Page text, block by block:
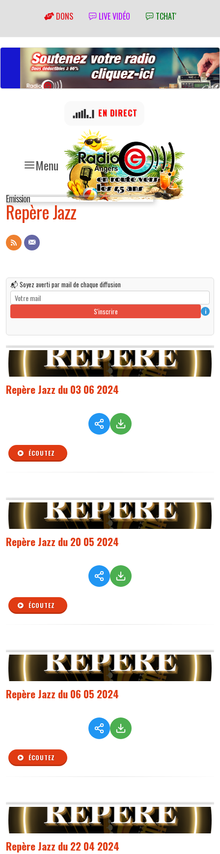
DONS LIVE VIDÉO TCHAT'
Menu
EN DIRECT
Emission
Repère Jazz
📬 Soyez averti par mail de chaque diffusion
S'inscrire i
Repère Jazz du 03 06 2024
ÉCOUTEZ
Repère Jazz du 20 05 2024
ÉCOUTEZ
Repère Jazz du 06 05 2024
ÉCOUTEZ
Repère Jazz du 22 04 2024